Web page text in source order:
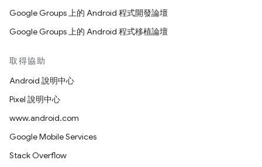
Google Groups 上的 Android 程式開發論壇
Google Groups 上的 Android 程式移植論壇
取得協助
Android 說明中心
Pixel 說明中心
www.android.com
Google Mobile Services
Stack Overflow